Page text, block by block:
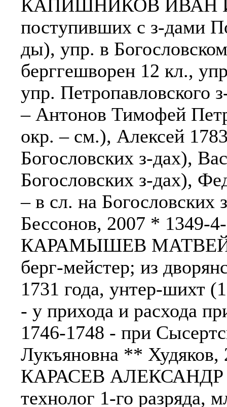
КАПИШНИКОВ ИВАН
поступивших с з-дами
ды), упр. в
берггешворен 12 кл.,
упр.
– Антонов Тимофей
окр. – см.), Алексей
Богословских з-дах),
Богословских з-дах),
– в сл. на
Бессонов, 2007 * 1349-
КАРАМЫШЕВ МАТВЕЙ *
берг-мейстер; из
1731 года, унтер-шихт
- у прихода и расхода
1746-1748 - при
Лукъяновна ** Худяков,
КАРАСЕВ
технолог 1-го разряда,